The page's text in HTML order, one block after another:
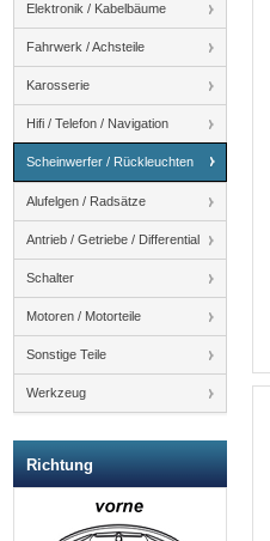
Elektronik / Kabelbäume
Fahrwerk / Achsteile
Karosserie
Hifi / Telefon / Navigation
Scheinwerfer / Rückleuchten
Alufelgen / Radsätze
Antrieb / Getriebe / Differential
Schalter
Motoren / Motorteile
Sonstige Teile
Werkzeug
Richtung